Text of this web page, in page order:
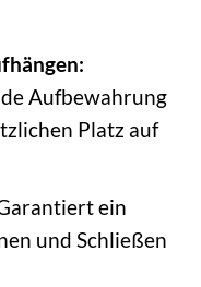
Aufbewahrung
Platz auf
ein
und Schließen